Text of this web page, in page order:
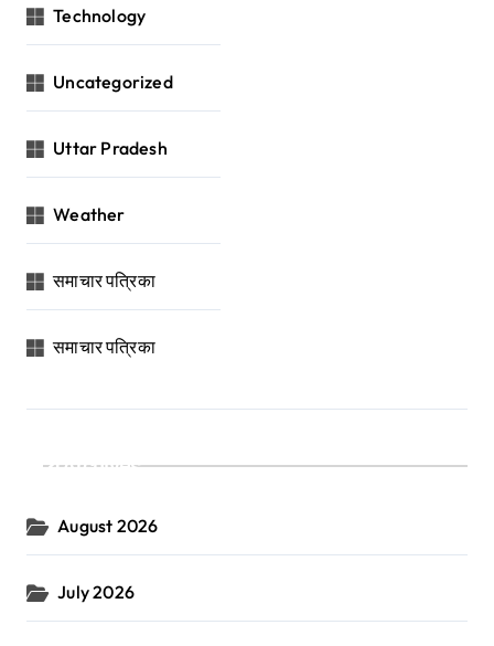
Technology
Uncategorized
Uttar Pradesh
Weather
समाचार पत्रिका
समाचार पत्रिका
Archives
August 2026
July 2026